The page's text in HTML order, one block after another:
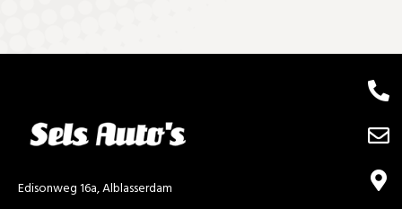
Edisonweg 16a, Alblasserdam